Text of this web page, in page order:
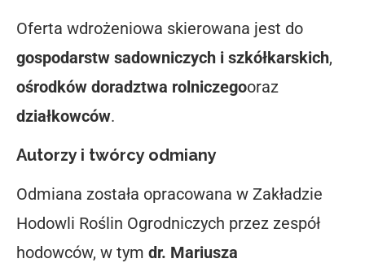
Oferta wdrożeniowa skierowana jest do
gospodarstw sadowniczych i szkółkarskich,
ośrodków doradztwa rolniczegooraz
działkowców.
Autorzy i twórcy odmiany
Odmiana została opracowana w Zakładzie
Hodowli Roślin Ogrodniczych przez zespół
hodowców, w tym dr. Mariusza